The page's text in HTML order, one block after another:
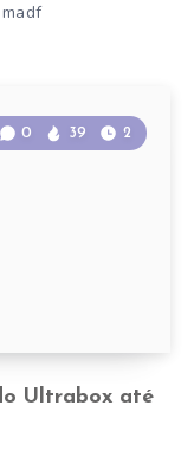
Ultrabox até
0 39 2